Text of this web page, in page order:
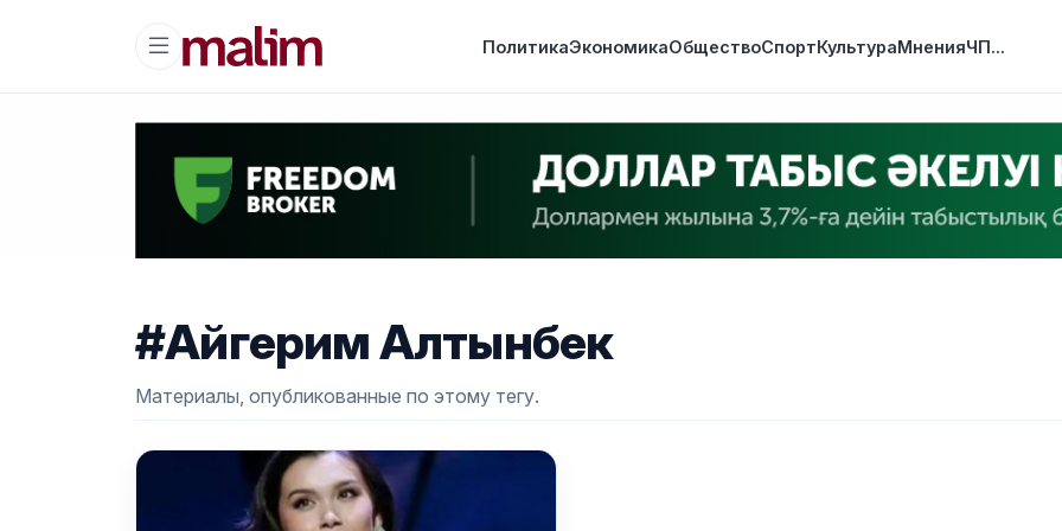
ПолитикаЭкономикаОбществоСпортКультураМненияЧП...
#Айгерим Алтынбек
Материалы, опубликованные по этому тегу.